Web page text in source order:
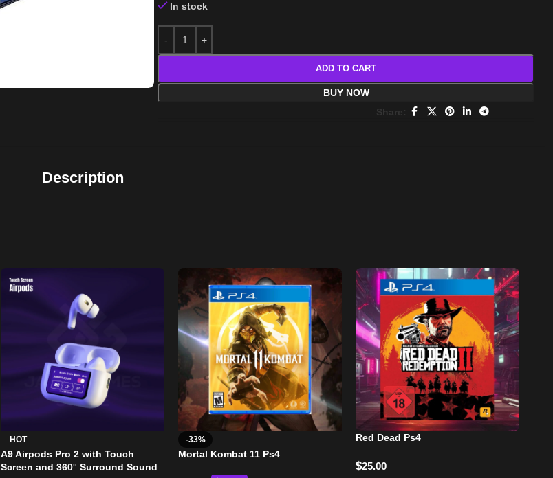
In stock
ADD TO CART
BUY NOW
Share:
Description
HOT
A9 Airpods Pro 2 with Touch
Screen and 360° Surround Sound
-33%
Mortal Kombat 11 Ps4
Red Dead Ps4
$25.00